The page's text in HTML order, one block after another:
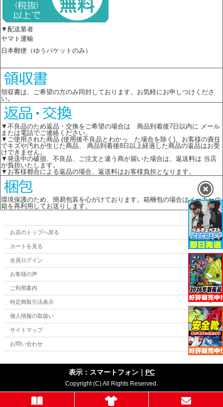
▼配送業者
ヤマト運輸
日本郵便（ゆうパケットのみ）
領収書は、ご希望の方のみ同封しております。お気軽にお申しつけくださ
い。
▼不良品のため返品・交換をご希望の場合は 商品到着後7日以内に メール
または電話でご連絡ください。
▼ご使用された商品 (使用後不良品とわかっ た場合を除く)、お客様の責任
でキズや汚れが生じた商品、 商品到着後8日以上経過した商品の返品はお受
けできません。
▼発送中の破損、不良品、ご注文と違う商が届いた場合は、返送料は 当店
が負担いたします。
▼お客様都合による返品の場合、返送料はお客様負担となります。
環境保護のため、簡易包装を心がけております。箱梱包の場合はメーカーの
箱を再利用してお送りします。
お店のトップへ戻る
カートを見る
会員ログイン
お客様の声
ご利用案内
特定商取引法表示
個人情報の取扱い
サイトマップ
お問い合わせ
表示：スマートフォン｜ PC
Copyright (C) All Rights Reserved.